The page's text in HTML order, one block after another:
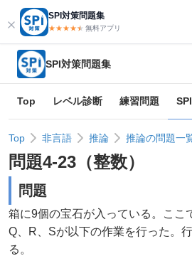
SPI対策問題集
★★★★★
★ 無料アプリ
SPI対策問題集
Top レベル診断 練習問題
Top 非言語 推論 推論の問題一
問題4-23 （整数）
問題
箱に9個の宝石が入っている。ここ
Q、R、Sが以下の作業を行った。
る。